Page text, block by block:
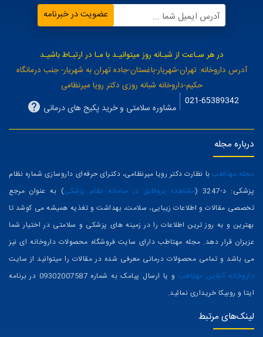
آدرس ایمیل شما ... عضویت در خبرنامه
در هر سـاعت از شبـانه روز میتوانیـد با مـا در ارتبـاط باشیـد
آدرس داروخانه: تهران-شهریار-باغستان-جاده تهران به شهریار- جنب درمانگاه
حکیم-داروخانه شبانه روزی دکتر رویا میرنظامی
021-65389342
مشاوره سلامتی و خرید پکیج های درمانی
درباره مجله
مجله مهتاطببا نظارت دکتر رویا میرنظامی، دکترای حرفه‌ای داروسازی شماره نظام
پزشکی: د-3247 (
مشاهده پروفایل در سامانه نظام پزشکی) به عنوان مرجع
تخصصی مقالات و اطلاعات زیبایی، سلامت، بهداشت و تغذیه همیشه می کوشد تا
بهترین و به روز ترین اطلاعات را در زمینه های پزشکی و سلامتی در اختیار شما
عزیزان قرار دهد. مجله مهتاطب دارای سایت فروشگاه محصولات داروخانه ای نیز
می باشد و تمامی محصولات درمانی معرفی شده در مقالات را میتوانید از سایت
داروخانه آنلاین مهتاطب
و یا ارسال پیامک به شماره 09302007587 در برنامه
ایتا و روبیکا خریداری نمائید.
لینک‌های مرتبط